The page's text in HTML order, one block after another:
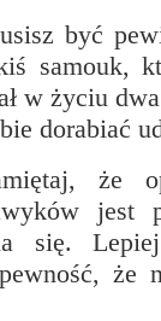
być
samouk,
w życiu
dorabiać
że
jest
się.
że